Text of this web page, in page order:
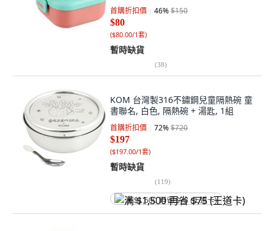
首購折扣價 46%$150
$80
($80.00/1套)
暫時缺貨
(38)
KOM 台灣製316不鏽鋼兒童隔熱碗 童
書聯名, 白色, 隔熱碗 + 湯匙, 1組
首購折扣價 72%$720
$197
($197.00/1套)
暫時缺貨
(119)
满 $1,500 再省 $75 (王道卡)